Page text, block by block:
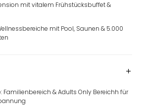
mit vitalem Frühstücksbuffet &
mit Pool, Saunen & 5.000
Familienbereich & Adults Only Bereichh für